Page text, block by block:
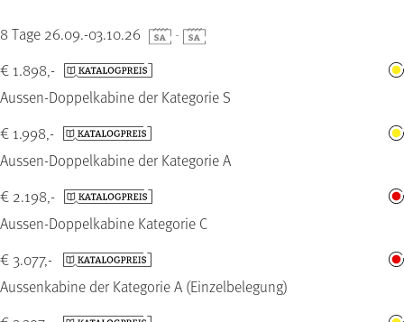
8 Tage 26.09.-03.10.26 -
Aussen-Doppelkabine der Kategorie S
€ 1.898,-
Aussen-Doppelkabine der Kategorie A
€ 1.998,-
Aussen-Doppelkabine Kategorie C
€ 2.198,-
Aussenkabine der Kategorie A (Einzelbelegung)
€ 3.077,-